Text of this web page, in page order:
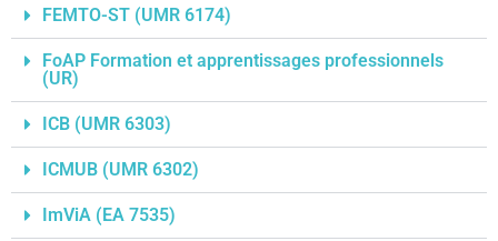
FEMTO-ST (UMR 6174)
FoAP Formation et apprentissages professionnels
(UR)
ICB (UMR 6303)
ICMUB (UMR 6302)
ImViA (EA 7535)